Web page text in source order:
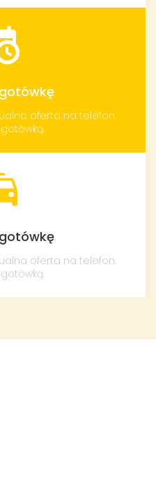
oferta na telefon.
oferta na telefon.